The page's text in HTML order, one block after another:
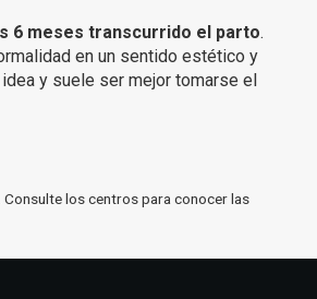
6 meses transcurrido el parto.
en un sentido estético y
y suele ser mejor tomarse el
los centros para conocer las